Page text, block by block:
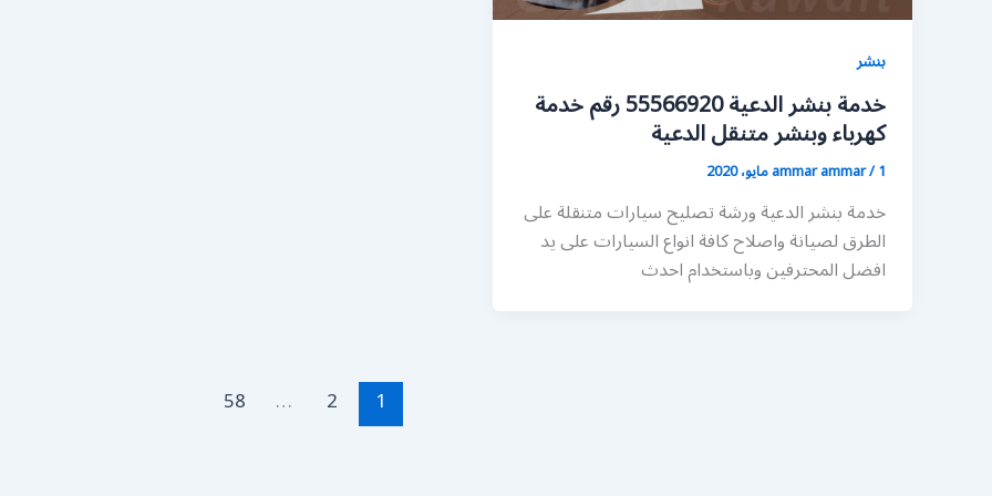
بنشر
خدمة بنشر الدعية 55566920 رقم خدمة
كهرباء وبنشر متنقل الدعية
ammar ammar/1 مايو، 2020
خدمة بنشر الدعية ورشة تصليح سيارات متنقلة على
الطرق لصيانة واصلاح كافة انواع السيارات على يد
افضل المحترفين وباستخدام احدث
1
2
…
58